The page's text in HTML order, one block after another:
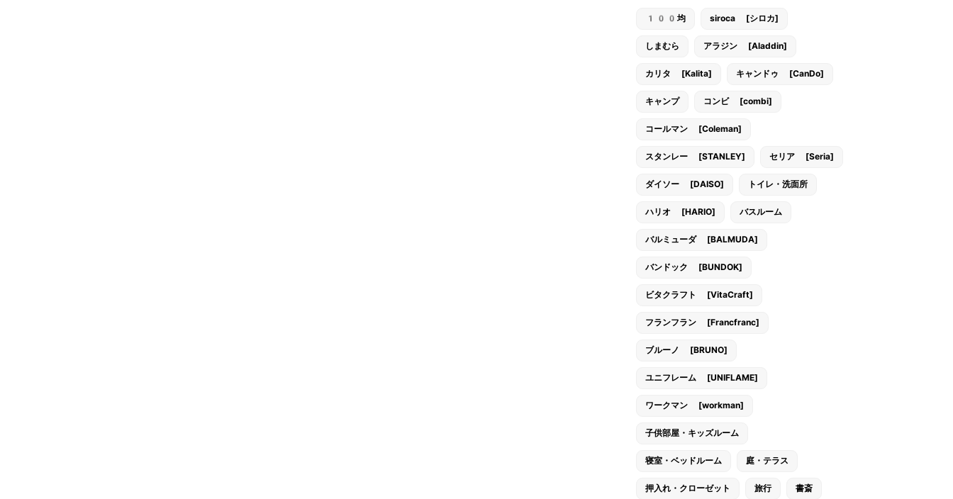
100均 siroca [シロカ]
しまむら アラジン [Aladdin]
カリタ [Kalita] キャンドゥ [CanDo]
キャンプ コンビ [combi]
コールマン [Coleman]
スタンレー [STANLEY] セリア [Seria]
ダイソー [DAISO] トイレ・洗面所
ハリオ [HARIO] バスルーム
バルミューダ [BALMUDA]
バンドック [BUNDOK]
ビタクラフト [VitaCraft]
フランフラン [Francfranc]
ブルーノ [BRUNO]
ユニフレーム [UNIFLAME]
ワークマン [workman]
子供部屋・キッズルーム
寝室・ベッドルーム 庭・テラス
押入れ・クローゼット 旅行 書斎